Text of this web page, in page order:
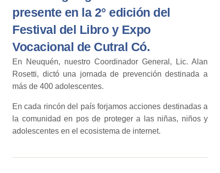
presente en la 2° edición del
Festival del Libro y Expo
Vocacional de Cutral Có.
En Neuquén, nuestro Coordinador General, Lic. Alan
Rosetti, dictó una jornada de prevención destinada a
más de 400 adolescentes.
En cada rincón del país forjamos acciones destinadas a
la comunidad en pos de proteger a las niñas, niños y
adolescentes en el ecosistema de internet.